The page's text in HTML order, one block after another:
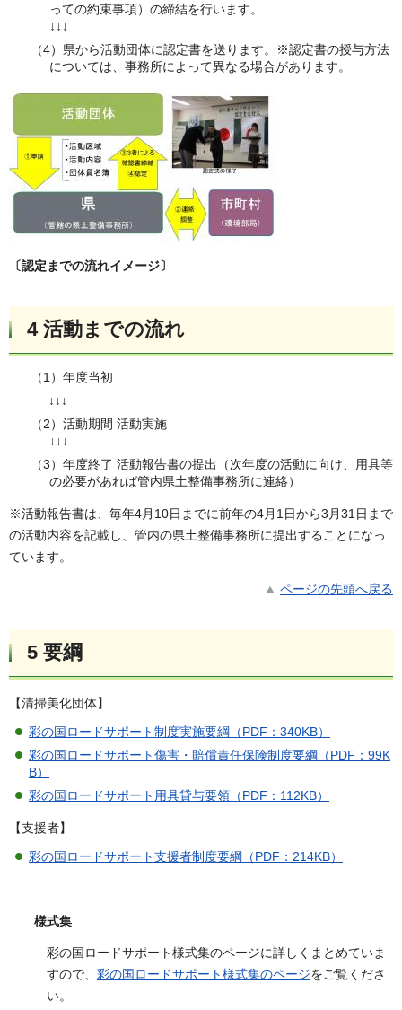
っての約束事項）の締結を行います。
↓↓↓
（4）県から活動団体に認定書を送ります。※認定書の授与方法
については、事務所によって異なる場合があります。
〔認定までの流れイメージ〕
4 活動までの流れ
（1）年度当初
↓↓↓
（2）活動期間 活動実施
↓↓↓
（3）年度終了 活動報告書の提出（次年度の活動に向け、用具等
の必要があれば管内県土整備事務所に連絡）
※活動報告書は、毎年4月10日までに前年の4月1日から3月31日まで
の活動内容を記載し、管内の県土整備事務所に提出することになっ
ています。
ページの先頭へ戻る
5 要綱
【清掃美化団体】
彩の国ロードサポート制度実施要綱（PDF：340KB）
彩の国ロードサポート傷害・賠償責任保険制度要綱（PDF：99K
B）
彩の国ロードサポート用具貸与要領（PDF：112KB）
【支援者】
彩の国ロードサポート支援者制度要綱（PDF：214KB）
様式集
彩の国ロードサポート様式集のページに詳しくまとめていま
すので、 彩の国ロードサポート様式集のページをご覧くださ
い。